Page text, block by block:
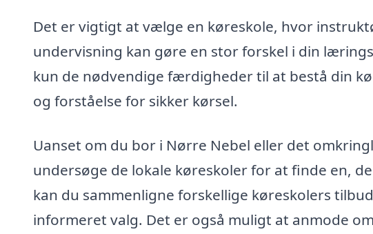
Det er vigtigt at vælge en køreskole, hvor
undervisning kan gøre en stor forskel i din
kun de nødvendige færdigheder til at bestå din
og forståelse for sikker kørsel.
Uanset om du bor i Nørre Nebel eller det
undersøge de lokale køreskoler for at finde en,
kan du sammenligne forskellige køreskolers
informeret valg. Det er også muligt at anmode